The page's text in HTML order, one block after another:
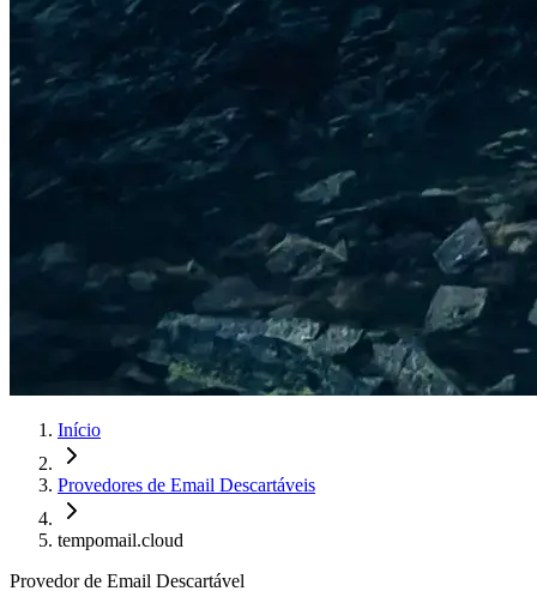
Início
Provedores de Email Descartáveis
tempomail.cloud
Provedor de Email Descartável